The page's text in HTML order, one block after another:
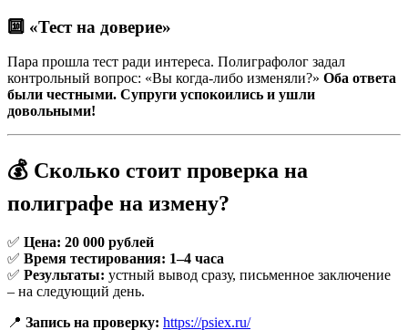
🔟 «Тест на доверие»
Пара прошла тест ради интереса. Полиграфолог задал
контрольный вопрос: «Вы когда-либо изменяли?» Оба ответа
были честными. Супруги успокоились и ушли
довольными!
💰 Сколько стоит проверка на
полиграфе на измену?
✅ Цена: 20 000 рублей
✅ Время тестирования: 1–4 часа
✅ Результаты: устный вывод сразу, письменное заключение
– на следующий день.
📍 Запись на проверку: https://psiex.ru/